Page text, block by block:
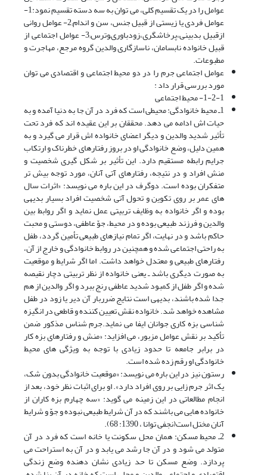
عوامل را در یک تقسیم کلى، مى توان به سه دسته تقسیم نمود:1-
عوامل فردى یا زیستى از قبیل جنس، سن و اندام;2- عوامل روانى
ازقبیل بدبینى،پرخاشگرى،زودباورىوترس;3- عوامل اجتماعى از
قبیل خانواده نابسامان، ناسازگارى والدین گروه مرجع، مهاجرت و
مطبوعات.
عوامل اجتماعی جرم را در دو محیط اجتماعی و اقتصادی می توان
مورد بررسی قرار داد :
1-2-1- محیط اجتماعى
1ـ محیط خانوادگى: محیطى است که فرد در آن جا به دنیا آمده و به
حیات اش ادامه مى دهد. محققان بر این عقیده اند که فرد تحت
تأثیر شدید والدین و دیگر اعضاى خانواده اش قرار مى گیرد و به
همین دلیل، وضع خانوادگى او در بروز رفتارهاى خطرناک و ارتکاب
جرایم رابطه مستقیم دارد. این تأثیر بر شکل گیرى شخصیت و
منش افراد و در نتیجه، رفتارهاى آتى آنان، مورد توجه بیش تر
متفکران بوده است. دوگرف در این باره مى نویسد: «اثرات سال
هاى عمر بر روى تکوین و تحول آتى شخصیت افراد بسیار بدیهى
بوده و اگر خانواده به وظایف تربیتى عمل نماید و اگر روابط بین
والدین و فرزند طبیعى بوده و در محیط، جوّ عاطفى، دوستى و محبت
حاکم باشد و در نهایت، اگر تمام نیازهاى طبیعى تأمین گردد، طفل
به راحتى اجتماعى شده و همچنین در روابط خانوادگى و خارج از آن،
رفتارهاى طبیعى و معتدل خواهد داشت. اما اگر شرایط و موقعیت
به صورت دیگرى باشد ـ یعنى خانواده از نظر تربیتى دچار نقیصه
شده و اگر طفل از کمبود شدید عاطفى رنج ببرد و اگر والدین از هم
جدا شده باشند، بدیهى است نتایج ضرربار آن دیر یا زود در طفل
مشاهده خواهد شد. خانواده نقش تعیین کننده و قاطعى در انگیزه
شناسى بزه کارى جوانان ایفا مى نماید.جرم شناس مذکور ضمن
تأکید بر نقش عوامل مزبور، مى افزاید: «منش و رفتارهاى بزه کار
در برابر جامعه تا حدود زیادى با توجه به ویژگى هاى محیط
خانوادگى او رقم زده شده است.
رستون نیز در این باره مى نویسد: «موقعیت خانوادگى بدون شک،
یک اثر جرم زایى بر روى افراد دارد». او براى اثبات نظر خود، بعد از
انجام مطالعاتى در این زمینه مى گوید: «سه چهارم بزه کاران از
خانواده هایى مى باشند که در آن شرایط طبیعى نبوده و جوّ و شرایط
آنان مختل است(نجفی توانا ، 1390: 68).
2ـ محیط مسکن: همان محل سکونت یا خانه است که فرد در آن
متولد مى شود و در آن جا رشد مى یابد و در آن به استراحت مى
پردازد. وضع مسکن تا حد زیادى نشان دهنده وضع زندگى